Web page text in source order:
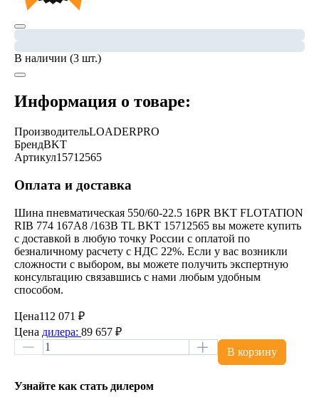
В наличии (3 шт.)
Информация о товаре:
ПроизводительLOADERPRO
БрендBKT
Артикул15712565
Оплата и доставка
Шина пневматическая 550/60-22.5 16PR BKT FLOTATION
RIB 774 167A8 /163B TL BKT 15712565 вы можете купить
с доставкой в любую точку России с оплатой по
безналичному расчету с НДС 22%. Если у вас возникли
сложности с выбором, вы можете получить экспертную
консультацию связавшись с нами любым удобным
способом.
Цена112 071 ₽
Цена дилера: 89 657 ₽
В корзину
Узнайте как стать дилером